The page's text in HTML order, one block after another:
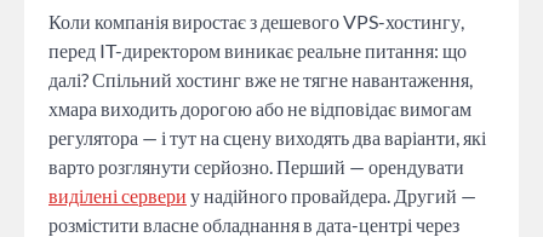
Коли компанія виростає з дешевого VPS-хостингу,
перед IT-директором виникає реальне питання: що
далі? Спільний хостинг вже не тягне навантаження,
хмара виходить дорогою або не відповідає вимогам
регулятора — і тут на сцену виходять два варіанти, які
варто розглянути серйозно. Перший — орендувати
виділені сервери у надійного провайдера. Другий —
розмістити власне обладнання в дата-центрі через